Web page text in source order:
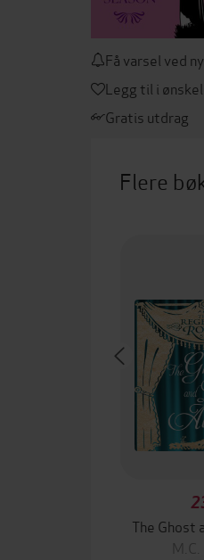
Få varsel ved
Legg til i
Gratis utdrag
Flere
The Ghost